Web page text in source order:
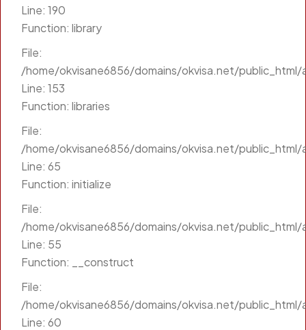
Line: 190
Function: library
File:
/home/okvisane6856/domains/okvisa.net/
Line: 153
Function: libraries
File:
/home/okvisane6856/domains/okvisa.net/
Line: 65
Function: initialize
File:
/home/okvisane6856/domains/okvisa.net/
Line: 55
Function: __construct
File:
/home/okvisane6856/domains/okvisa.net/
Line: 60